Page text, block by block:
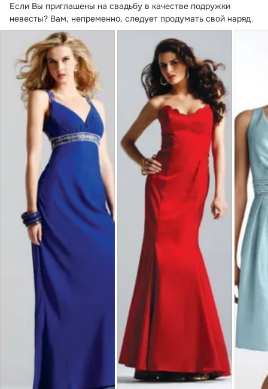
Если Вы приглашены на свадьбу в качестве подружки
невесты? Вам, непременно, следует продумать свой наряд.